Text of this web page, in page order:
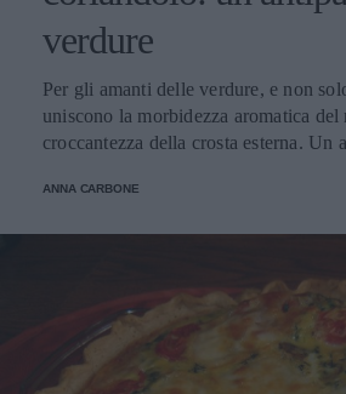
verdure
Per gli amanti delle verdure, e non
uniscono la morbidezza aromatica del
croccantezza della crosta esterna. Un
ANNA CARBONE